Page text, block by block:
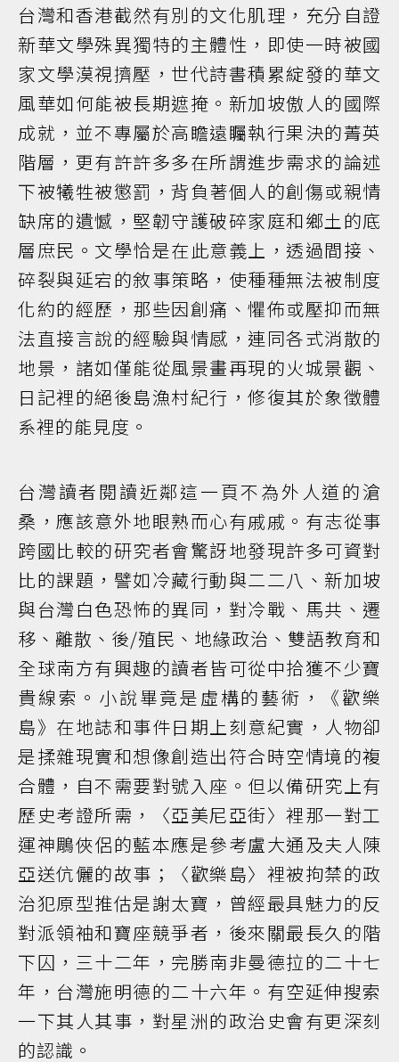
台灣和香港截然有別的文化肌理，充分自證
新華文學殊異獨特的主體性，即使一時被國
家文學漠視擠壓，世代詩書積累綻發的華文
風華如何能被長期遮掩。新加坡傲人的國際
成就，並不專屬於高瞻遠矚執行果決的菁英
階層，更有許許多多在所謂進步需求的論述
下被犧牲被懲罰，背負著個人的創傷或親情
缺席的遺憾，堅韌守護破碎家庭和鄉土的底
層庶民。文學恰是在此意義上，透過間接、
碎裂與延宕的敘事策略，使種種無法被制度
化約的經歷，那些因創痛、懼佈或壓抑而無
法直接言說的經驗與情感，連同各式消散的
地景，諸如僅能從風景畫再現的火城景觀、
日記裡的絕後島漁村紀行，修復其於象徵體
系裡的能見度。
台灣讀者閱讀近鄰這一頁不為外人道的滄
桑，應該意外地眼熟而心有戚戚。有志從事
跨國比較的研究者會驚訝地發現許多可資對
比的課題，譬如冷藏行動與二二八、新加坡
與台灣白色恐怖的異同，對冷戰、馬共、遷
移、離散、後/殖民、地緣政治、雙語教育和
全球南方有興趣的讀者皆可從中拾獲不少寶
貴線索。小說畢竟是虛構的藝術，《歡樂
島》在地誌和事件日期上刻意紀實，人物卻
是揉雜現實和想像創造出符合時空情境的複
合體，自不需要對號入座。但以備研究上有
歷史考證所需，〈亞美尼亞街〉裡那一對工
運神鵰俠侶的藍本應是參考盧大通及夫人陳
亞送伉儷的故事；〈歡樂島〉裡被拘禁的政
治犯原型推估是謝太寶，曾經最具魅力的反
對派領袖和寶座競爭者，後來關最長久的階
下囚，三十二年，完勝南非曼德拉的二十七
年，台灣施明德的二十六年。有空延伸搜索
一下其人其事，對星洲的政治史會有更深刻
的認識。